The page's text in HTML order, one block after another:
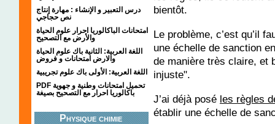
درس التعبير و الإنشاء : مهارة إنتاج
نص حجاجي
امتحانات الباكالوريا احرار علوم الحياة
والأرض مع التصحيح
اللغة العربية: الثانية باك علوم الحياة
والارض امتحانات و فروض
اللغة العربية: الأولى باك علوم تجريبية
PDF تحميل امتحانات وطنية و جهوية
باكالوريا احرار مع التصحيح بصيغة
Physique chimie
bientôt.
Le problème, c’est qu’il
une échelle de sanction
de manière très claire, et
injuste".
J’ai déjà posé les règles
établir une échelle de